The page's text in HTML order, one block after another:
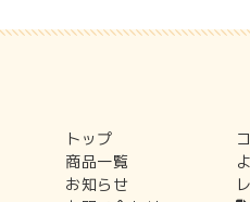
トップ
商品一覧
お知らせ